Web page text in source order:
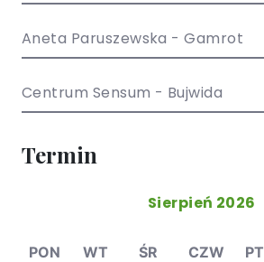
Aneta Paruszewska - Gamrot
Centrum Sensum - Bujwida
Termin
Sierpień 2026
PON WT ŚR CZW PT